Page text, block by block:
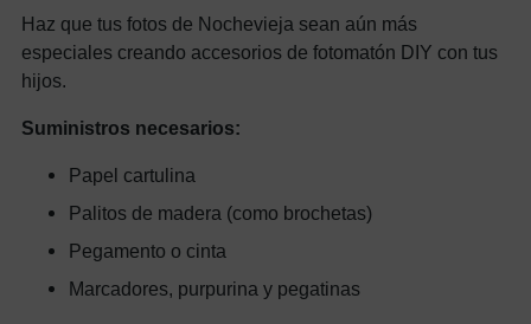
Haz que tus fotos de Nochevieja sean aún más
especiales creando accesorios de fotomatón DIY con tus
hijos.
Suministros necesarios:
Papel cartulina
Palitos de madera (como brochetas)
Pegamento o cinta
Marcadores, purpurina y pegatinas